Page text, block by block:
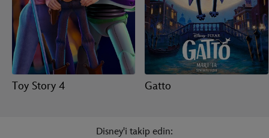
Toy Story 4 Gatto
Disney'i takip edin: